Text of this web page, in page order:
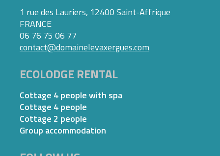
1 rue des Lauriers, 12400 Saint-Affrique
FRANCE
06 76 75 06 77
contact@domainelevaxergues.com
ECOLODGE RENTAL
Cottage 4 people with spa
Cottage 4 people
Cottage 2 people
Group accommodation